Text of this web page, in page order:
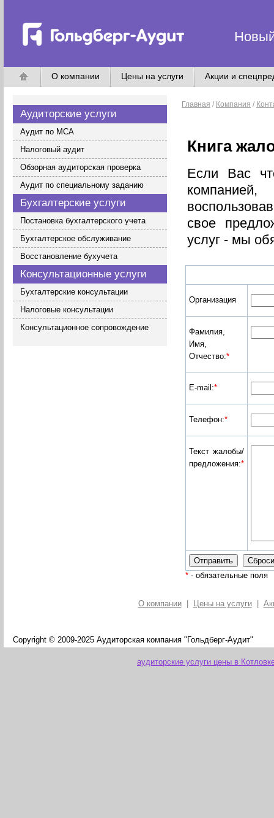
О компании Цены на услуги Акции и
Аудиторские услуги
Аудит по МСА
Налоговый аудит
Обзорная аудиторская проверка
Аудит по специальному заданию
Бухгалтерские услуги
Постановка бухгалтерского учета
Бухгалтерское обслуживание
Восстановление бухучета
Консультационные услуги
Бухгалтерские консультации
Налоговые консультации
Консультационное сопровождение
Главная / Компания /
Книга
Если Вас
свое
услуг - мы
Организация
Фамилия,
Имя,
Отчество:*
E-mail:*
Телефон:*
Текст жалобы/
предложения:*
* - обязательные поля
О компании Цены на услуги
Copyright © 2009-2025 Аудиторская компания "Гольдберг-Аудит"
аудиторские услуги цены в